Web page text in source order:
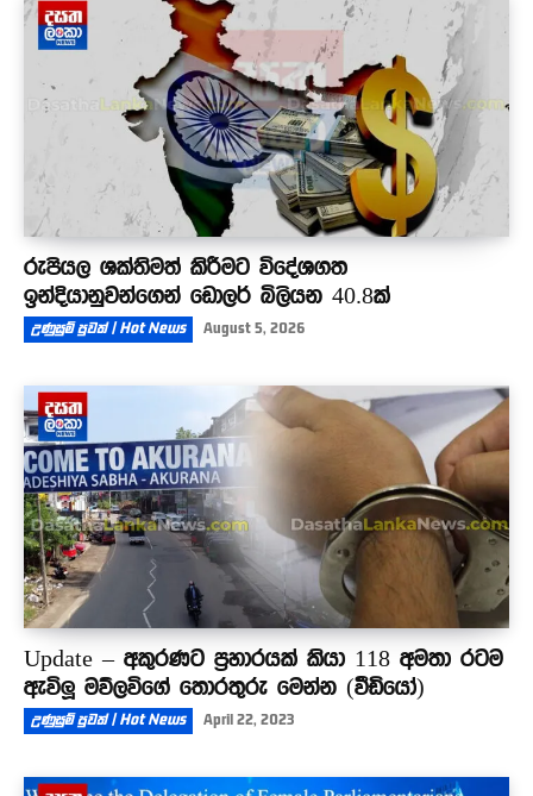
රුපියල ශක්තිමත් කිරීමට විදේශගත
ඉන්දියානුවන්ගෙන් ඩොලර් බිලියන 40.8ක්
උණුසුම් පුවත් | Hot News August 5, 2026
Update – අකුරණට ප්‍රහාරයක් කියා 118 අමතා රටම
ඇවිලූ මව්ලවිගේ තොරතුරු මෙන්න (වීඩියෝ)
උණුසුම් පුවත් | Hot News April 22, 2023